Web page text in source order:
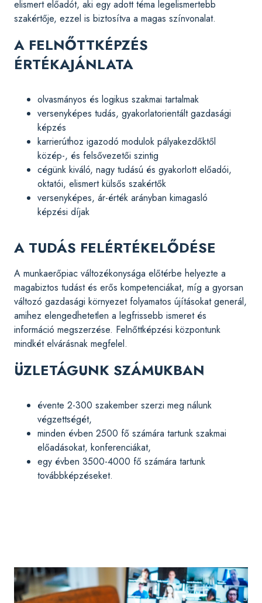
elismert előadót, aki egy adott téma legelismertebb
szakértője, ezzel is biztosítva a magas színvonalat.
A FELNŐTTKÉPZÉS
ÉRTÉKAJÁNLATA
olvasmányos és logikus szakmai tartalmak
versenyképes tudás, gyakorlatorientált gazdasági
képzés
karrierúthoz igazodó modulok pályakezdőktől
közép-, és felsővezetői szintig
cégünk kiváló, nagy tudású és gyakorlott előadói,
oktatói, elismert külsős szakértők
versenyképes, ár-érték arányban kimagasló
képzési díjak
A TUDÁS FELÉRTÉKELŐDÉSE
A munkaerőpiac változékonysága előtérbe helyezte a
magabiztos tudást és erős kompetenciákat, míg a gyorsan
változó gazdasági környezet folyamatos újításokat generál,
amihez elengedhetetlen a legfrissebb ismeret és
információ megszerzése. Felnőttképzési központunk
mindkét elvárásnak megfelel.
ÜZLETÁGUNK SZÁMUKBAN
évente 2-300 szakember szerzi meg nálunk
végzettségét,
minden évben 2500 fő számára tartunk szakmai
előadásokat, konferenciákat,
egy évben 3500-4000 fő számára tartunk
továbbképzéseket.